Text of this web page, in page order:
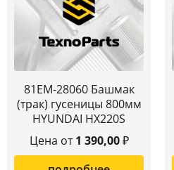
81EM-28060 Башмак
(трак) гусеницы 800мм
HYUNDAI HX220S
Цена от1 390,00₽